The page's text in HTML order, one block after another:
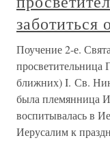
заботиться
Поучение 2-е.
просветительница
ближних) I. Св.
была племянница
воспитывалась в
Иерусалим к